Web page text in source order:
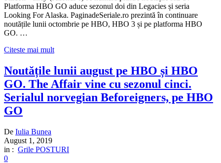
Platforma HBO GO aduce sezonul doi din Legacies și seria
Looking For Alaska. PaginadeSeriale.ro prezintă în continuare
noutățile lunii octombrie pe HBO, HBO 3 și pe platforma HBO
GO. …
Citeste mai mult
Noutățile lunii august pe HBO și HBO
GO. The Affair vine cu sezonul cinci.
Serialul norvegian Beforeigners, pe HBO
GO
De Iulia Bunea
August 1, 2019
in : Grile POSTURI
0